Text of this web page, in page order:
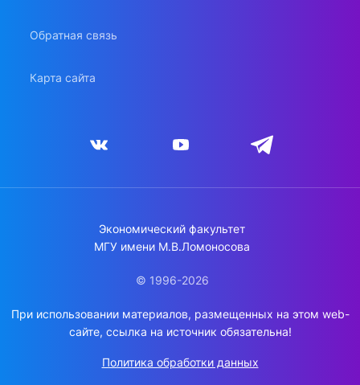
Обратная связь
Карта сайта
Экономический факультет
МГУ имени М.В.Ломоносова
© 1996-2026
При использовании материалов, размещенных на этом web-
сайте, ссылка на источник обязательна!
Политика обработки данных